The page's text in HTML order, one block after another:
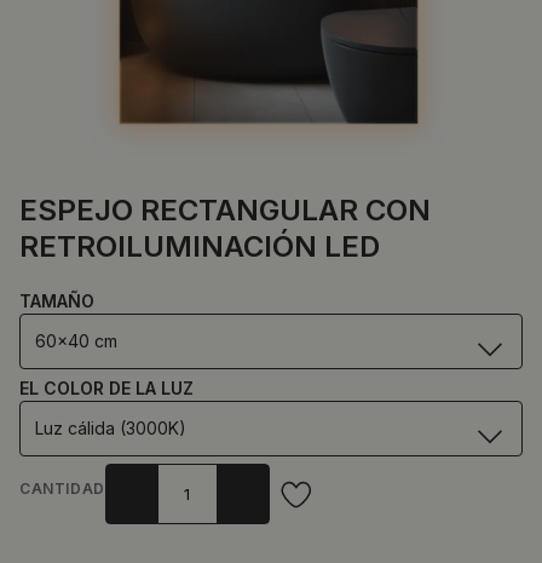
ESPEJO RECTANGULAR CON
RETROILUMINACIÓN LED
TAMAÑO
60x40 cm
EL COLOR DE LA LUZ
Luz cálida (3000K)
CANTIDAD